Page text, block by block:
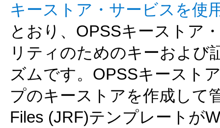
キーストア・サービスを使
とおり、OPSSキーストア
リティのためのキーおよび
ズムです。OPSSキースト
プのキーストアを作成して
Files (JRF)テンプレートが